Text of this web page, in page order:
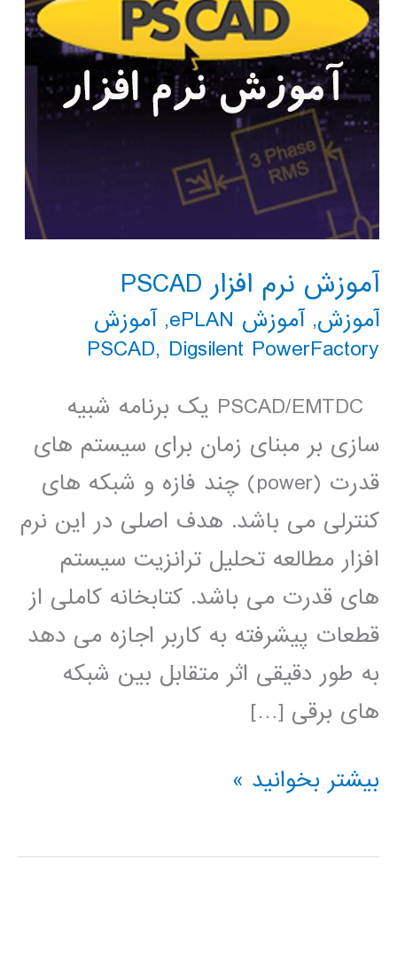
آموزش نرم افزار PSCAD
آموزش,آموزش ePLAN ,آموزش
PSCAD, Digsilent PowerFactory
PSCAD/EMTDC یک برنامه شبیه
سازی بر مبنای زمان برای سیستم های
قدرت (power) چند فازه و شبکه های
کنترلی می باشد. هدف اصلی در این نرم
افزار مطالعه تحلیل ترانزیت سیستم
های قدرت می باشد. کتابخانه کاملی از
قطعات پیشرفته به کاربر اجازه می دهد
به طور دقیقی اثر متقابل بین شبکه
های برقی […]
آموزش
افزار
بیشتر بخوانید »